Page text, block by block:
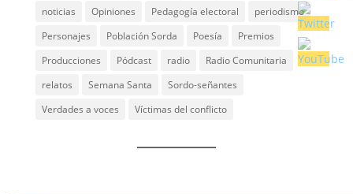
noticias
Opiniones Pedagogía electoral
periodismo
Personajes
Población Sorda Poesía
Premios
Producciones
Pódcast radio
Radio Comunitaria
relatos
Semana Santa
Sordo-señantes
Verdades a voces
Víctimas del conflicto